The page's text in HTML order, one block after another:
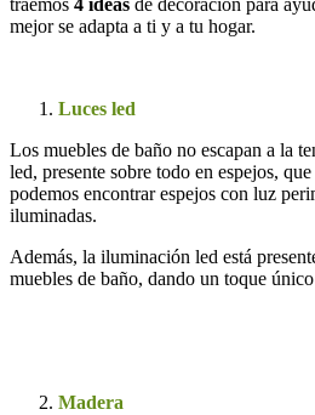
mejor se adapta a ti y a tu hogar.
Luces led
Los muebles de baño no escapan a la
led, presente sobre todo en espejos,
podemos encontrar espejos con luz
iluminadas.
Además, la iluminación led está
muebles de baño, dando un toque
Madera